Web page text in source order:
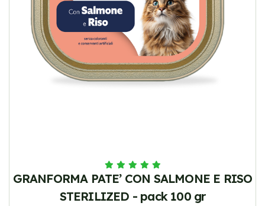
GRANFORMA PATE’ CON SALMONE E RISO
STERILIZED - pack 100 gr